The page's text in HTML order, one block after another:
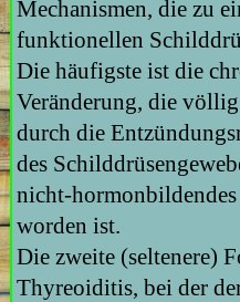
Mechanismen, die zu
funktionellen
Die häufigste ist die
Veränderung, die
durch die
des
nicht-
worden ist.
Die zweite (seltenere)
Thyreoiditis, bei der